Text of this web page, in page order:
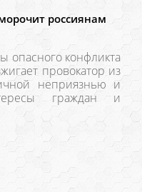
россиянам
опасного конфликта
провокатор из
неприязнью и
граждан и